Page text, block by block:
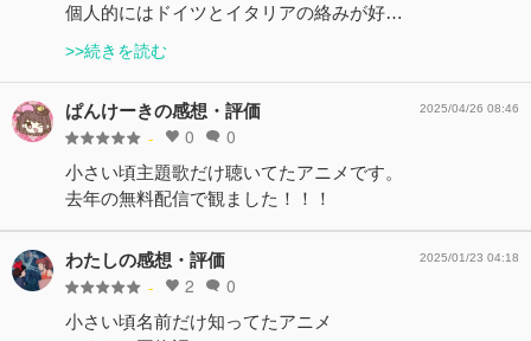
個人的にはドイツとイタリアの絡みが好…
>>続きを読む
ぱんけーきの感想・評価
- 0 0
2025/04/26 08:46
小さい頃主題歌だけ聴いてたアニメです。
去年の無料配信で観ました！！！
わたしの感想・評価
- 2 0
2025/01/23 04:18
小さい頃名前だけ知ってたアニメ